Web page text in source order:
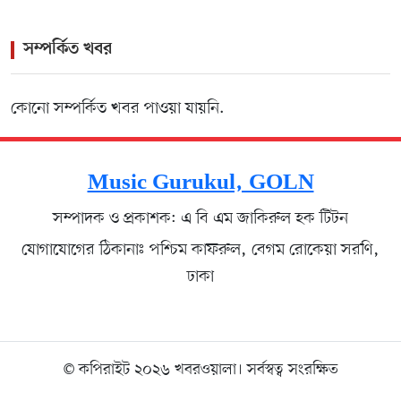
সম্পর্কিত খবর
কোনো সম্পর্কিত খবর পাওয়া যায়নি.
Music Gurukul, GOLN
সম্পাদক ও প্রকাশক: এ বি এম জাকিরুল হক টিটন
যোগাযোগের ঠিকানাঃ পশ্চিম কাফরুল, বেগম রোকেয়া সরণি,
ঢাকা
© কপিরাইট ২০২৬ খবরওয়ালা। সর্বস্বত্ব সংরক্ষিত